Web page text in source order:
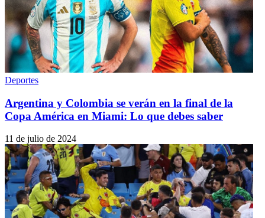
Deportes
Argentina y Colombia se verán en la final de la
Copa América en Miami: Lo que debes saber
11 de julio de 2024